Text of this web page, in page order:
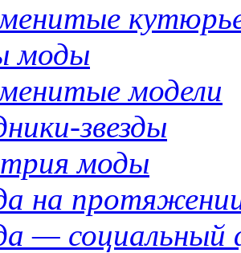
моды
модели
звезды
моды
на
— социальный